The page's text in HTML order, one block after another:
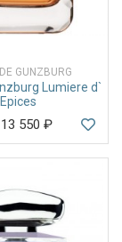
GUNZBURG
Lumiere d`
Epices
550 ₽